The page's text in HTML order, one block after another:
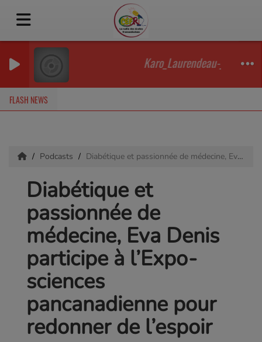
Karo_Laurendeau-
FLASH NEWS
Podcasts Diabétique et passionnée de médecine, Eva Denis participe à l’Expo-sciences pancanadienne pour redonner de l’espoir
Diabétique et
passionnée de
médecine, Eva Denis
participe à l’Expo-
sciences
pancanadienne pour
redonner de l’espoir